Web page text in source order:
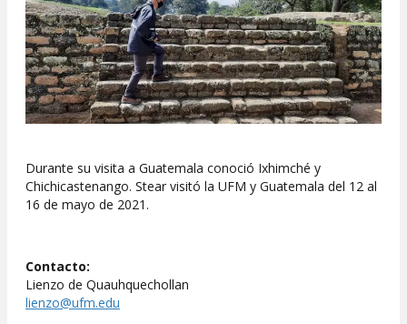
Durante su visita a Guatemala conoció Ixhimché y
Chichicastenango. Stear visitó la UFM y Guatemala del 12 al
16 de mayo de 2021.
Contacto:
Lienzo de Quauhquechollan
lienzo@ufm.edu